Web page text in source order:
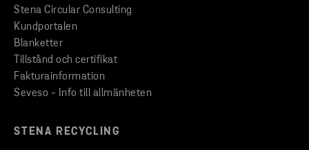
Stena Circular Consulting
Kundportalen
Blanketter
Tillstånd och certifikat
Fakturainformation
Seveso - Info till allmänheten
STENA RECYCLING